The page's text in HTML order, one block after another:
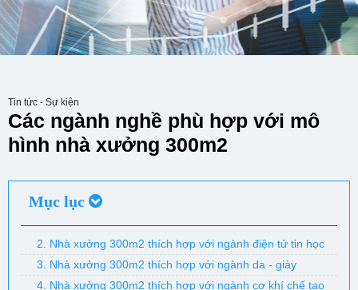
Tin tức - Sự kiện
Các ngành nghề phù hợp với mô
hình nhà xưởng 300m2
Mục lục
2. Nhà xưởng 300m2 thích hợp với ngành điện tử tin học
3. Nhà xưởng 300m2 thích hợp với ngành da - giày
4. Nhà xưởng 300m2 thích hợp với ngành cơ khí chế tạo